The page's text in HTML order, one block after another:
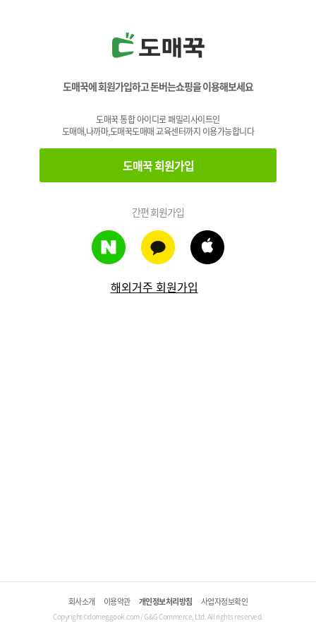
도매꾹에 회원가입하고 돈버는쇼핑을 이용해보세요
도매꾹 통합 아이디로 패밀리사이트인
도매매,나까마,도매꾹도매매 교육센터까지 이용가능합니다
도매꾹 회원가입
간편 회원가입
해외거주 회원가입
회사소개 이용약관 개인정보처리방침 사업자정보확인
Copyright©domeggook.com / G&G Commerce, Ltd. All rights reserved.